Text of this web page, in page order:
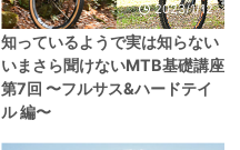
2023/1/12
知っているようで実は知らない
いまさら聞けないMTB基礎講座
第7回 〜フルサス&ハードテイ
ル 編〜